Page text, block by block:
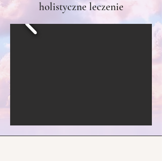
holistyczne leczenie